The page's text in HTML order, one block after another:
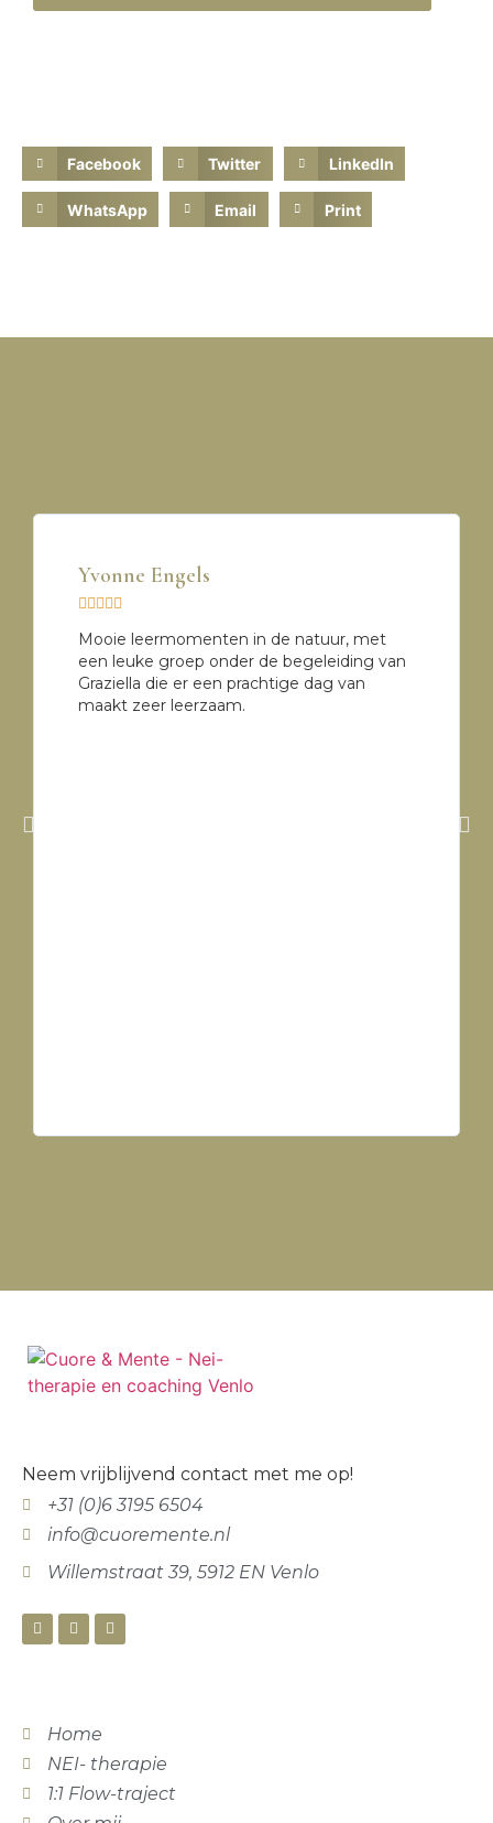
Facebook Twitter LinkedIn
WhatsApp Email Print
Yvonne Engels
    
Mooie leermomenten in de natuur, met
een leuke groep onder de begeleiding van
Graziella die er een prachtige dag van
maakt zeer leerzaam.
Neem vrijblijvend contact met me op!
+31 (0)6 3195 6504
info@cuoremente.nl
Willemstraat 39, 5912 EN Venlo
Home
NEI- therapie
1:1 Flow-traject